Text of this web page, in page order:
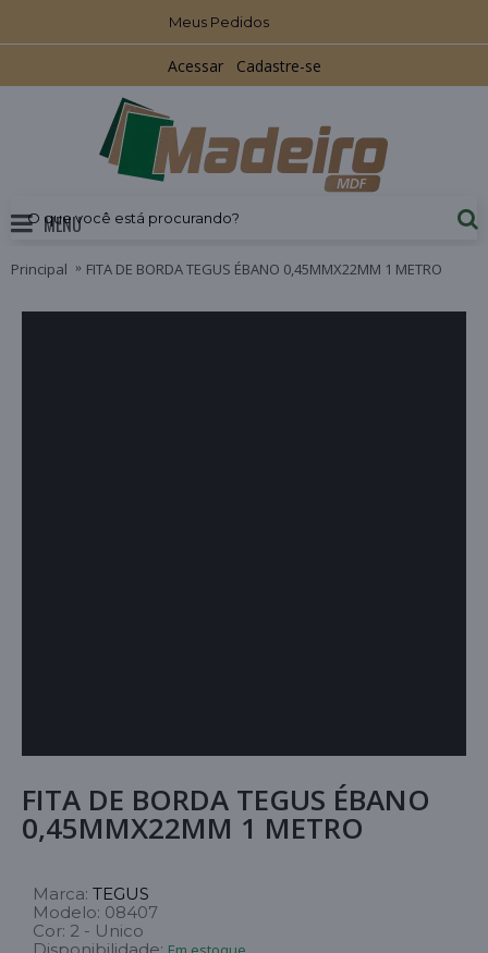
Meus Pedidos
Acessar Cadastre-se
MENU
Principal FITA DE BORDA TEGUS ÉBANO 0,45MMX22MM 1 METRO
FITA DE BORDA TEGUS ÉBANO
0,45MMX22MM 1 METRO
Marca: TEGUS
Modelo: 08407
Cor: 2 - Unico